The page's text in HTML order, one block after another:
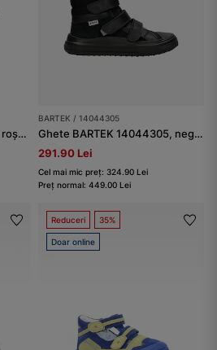
Pantofi BARTEK 18613003, roșu-bleumarin
BARTEK / 14044305
Ghete BARTEK 14044305, negre
291.90 Lei
Cel mai mic preț: 324.90 Lei
Preț normal: 449.00 Lei
Reduceri 35%
Doar online